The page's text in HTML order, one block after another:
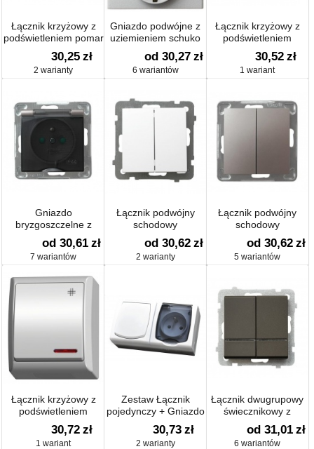
Łącznik krzyżowy z
podświetleniem pomar
30,25 zł
2 warianty
Gniazdo podwójne z
uziemieniem schuko
od 30,27 zł
6 wariantów
Łącznik krzyżowy z
podświetleniem
30,52 zł
1 wariant
Gniazdo
bryzgoszczelne z
uziemieniem IP-44 z
przesłonami
od 30,61 zł
7 wariantów
Łącznik podwójny
schodowy
od 30,62 zł
2 warianty
Łącznik podwójny
schodowy
od 30,62 zł
5 wariantów
Łącznik krzyżowy z
podświetleniem
30,72 zł
1 wariant
Zestaw Łącznik
pojedynczy + Gniazdo
pojedyncze
30,73 zł
2 warianty
Łącznik dwugrupowy
świecznikowy z
podświetleniem
od 31,01 zł
6 wariantów